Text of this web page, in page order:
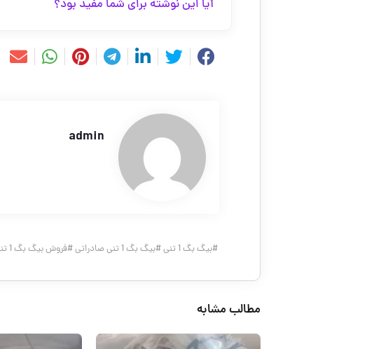
آیا این نوشته برای شما مفید بود؟
admin
#بیگ بگ 1 تنی #بیگ بگ 1 تنی صادراتی #فروش بیگ بگ 1 تنی
مطالب مشابه